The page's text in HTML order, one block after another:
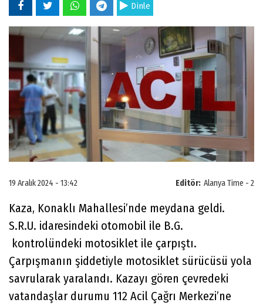
Dinle
Editör: Alanya Time - 2
19 Aralık 2024 - 13:42
Kaza, Konaklı Mahallesi’nde meydana geldi.
S.R.U. idaresindeki otomobil ile B.G.
kontrolündeki motosiklet ile çarpıştı.
Çarpışmanın şiddetiyle motosiklet sürücüsü yola
savrularak yaralandı. Kazayı gören çevredeki
vatandaşlar durumu 112 Acil Çağrı Merkezi’ne